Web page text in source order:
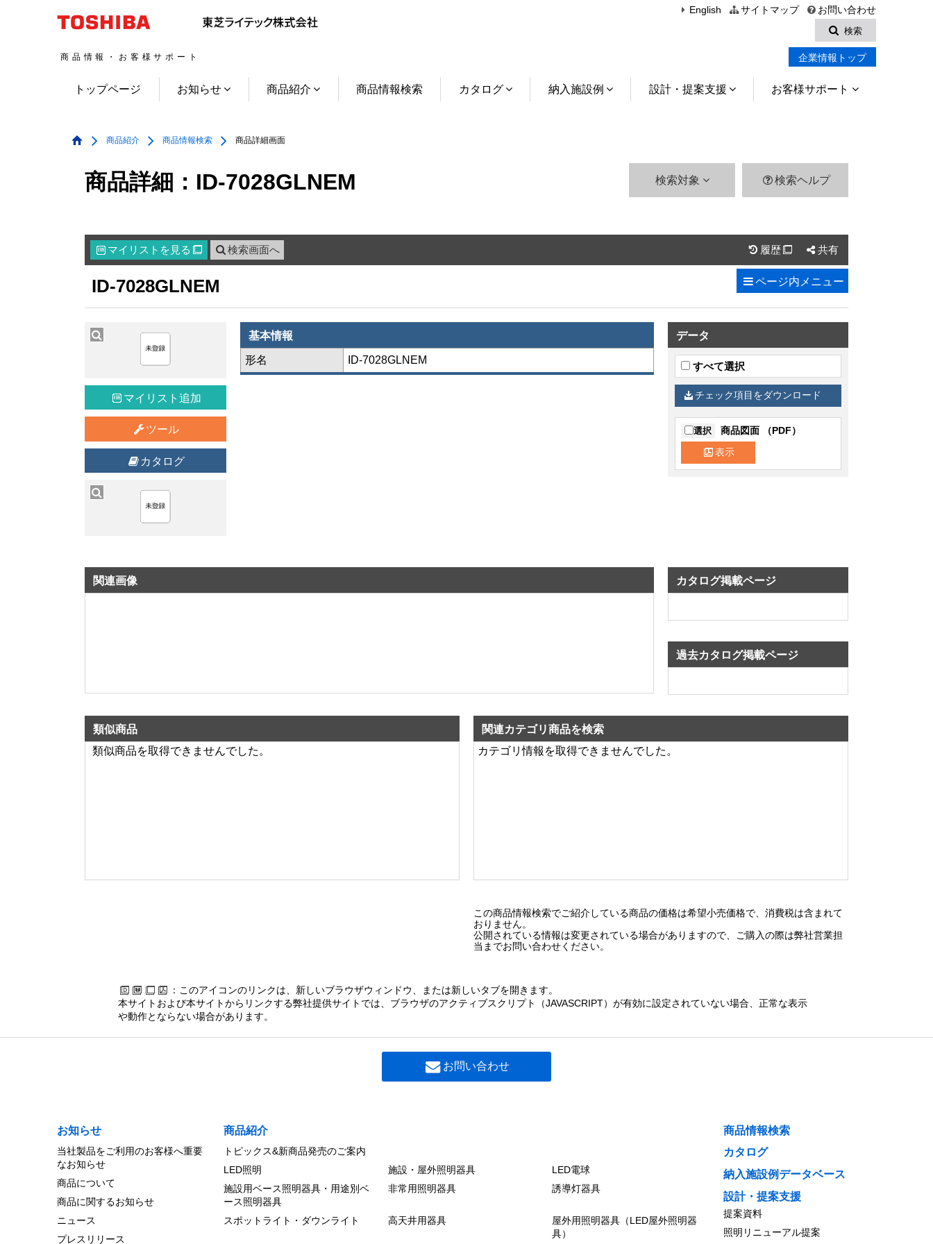
English サイトマップ
お問い合わせ
検索
商品情報・お客様サポート 企業情報トップ
トップページ お知らせ 商品紹介 商品情報検索 カタログ 納入施設例 設計・提案支援 お客様サポート
商品紹介 商品情報検索 商品詳細画面
商品詳細：ID-7028GLNEM 検索対象 検索ヘルプ
マイリスト を見る  検索画面へ 履歴  共有
ID-7028GLNEM ページ内 メニュー
マイリスト追加
ツール
カタログ
基本情報
形名 ID-7028GLNEM
データ
すべて選択
チェック項目をダウンロード
選択 商品図面 （PDF）
表示
関連画像 カタログ掲載ページ
過去カタログ掲載ページ
類似商品
類似商品を取得できませんでした。
関連カテゴリ商品を検索
カテゴリ情報を取得できませんでした。
この商品情報検索でご紹介している商品の価格は希望小売価格で、消費税は含まれて
おりません。
公開されている情報は変更されている場合がありますので、ご購入の際は弊社営業担
当までお問い合わせください。
：このアイコンのリンクは、新しいブラウザウィンドウ、または新しいタブを開きます。
本サイトおよび本サイトからリンクする弊社提供サイトでは、ブラウザのアクティブスクリプト（JAVASCRIPT）が有効に設定されていない場合、正常な表示
や動作とならない場合があります。
お問い合わせ
お知らせ
当社製品をご利用のお客様へ重要
なお知らせ
商品について
商品に関するお知らせ
ニュース
プレスリリース
商品紹介
トピックス&新商品発売のご案内
LED照明
施設・屋外照明器具
LED電球
施設用ベース照明器具・用途別ベ
ース照明器具
非常用照明器具 誘導灯器具
スポットライト・ダウンライト 高天井用器具
屋外用照明器具（LED屋外照明器
具）
商品情報検索
カタログ
納入施設例データベース
設計・提案支援
提案資料
照明リニューアル提案